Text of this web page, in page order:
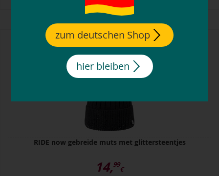
RIDE now gebreide muts met glittersteentjes
14,99
€
zum deutschen Shop
hier bleiben